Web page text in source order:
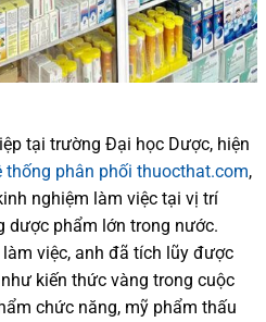
tại trường Đại học Dược, hiện
thống phân phối thuocthat.com,
nghiệm làm việc tại vị trí
dược phẩm lớn trong nước.
làm việc, anh đã tích lũy được
kiến thức vàng trong cuộc
chức năng, mỹ phẩm thấu